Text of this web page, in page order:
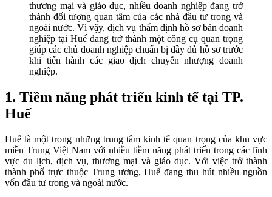
thương mại và giáo dục, nhiều doanh nghiệp đang trở
thành đối tượng quan tâm của các nhà đầu tư trong và
ngoài nước. Vì vậy, dịch vụ thẩm định hồ sơ bán doanh
nghiệp tại Huế đang trở thành một công cụ quan trọng
giúp các chủ doanh nghiệp chuẩn bị đầy đủ hồ sơ trước
khi tiến hành các giao dịch chuyển nhượng doanh
nghiệp.
1. Tiềm năng phát triển kinh tế tại TP.
Huế
Huế là một trong những trung tâm kinh tế quan trọng của khu vực
miền Trung Việt Nam với nhiều tiềm năng phát triển trong các lĩnh
vực du lịch, dịch vụ, thương mại và giáo dục. Với việc trở thành
thành phố trực thuộc Trung ương, Huế đang thu hút nhiều nguồn
vốn đầu tư trong và ngoài nước.